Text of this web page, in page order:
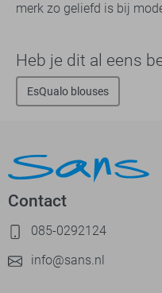
merk zo geliefd is bij
Heb je dit al eens
EsQualo blouses
Contact
085-0292124
info@sans.nl